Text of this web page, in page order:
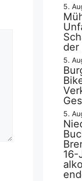
5.
der
5.
5.
16-